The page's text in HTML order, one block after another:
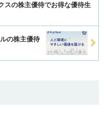
スの株主優待でお得な優待生
の株主優待